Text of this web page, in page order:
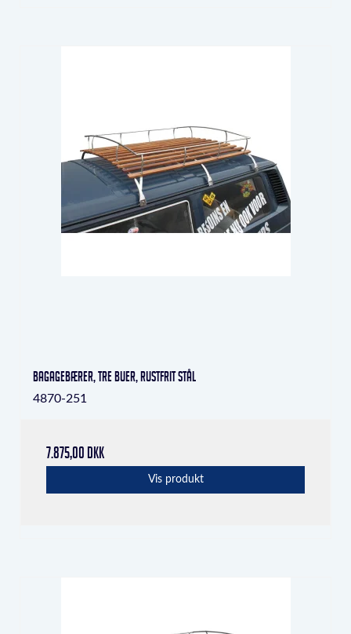
bagagebærer, tre buer, rustfrit stål
4870-251
7.875,00 DKK
Vis produkt